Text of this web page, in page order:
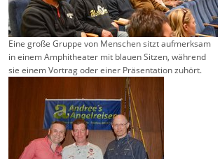
Eine große Gruppe von Menschen sitzt aufmerksam
in einem Amphitheater mit blauen Sitzen, während
sie einem Vortrag oder einer Präsentation zuhört.